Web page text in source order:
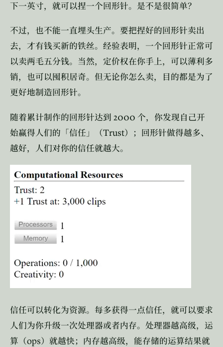
下一英寸，就可以捏一个回形针。是不是很简单？
不过，也不能一直埋头生产。要把捏好的回形针卖出
去，才有钱买新的铁丝。经验表明，一个回形针正常可
以卖两毛五分钱。当然，定价权在你手上，可以薄利多
销，也可以囤积居奇。但无论你怎么卖，目的都是为了
更好地制造回形针。
随着累计制作的回形针达到 2000 个，你发现自己开
始赢得人们的「信任」（Trust）；回形针做得越多、
越好，人们对你的信任就越大。
信任可以转化为资源。每多获得一点信任，就可以要求
人们为你升级一次处理器或者内存。处理器越高级，运
算（ops）就越快；内存越高级，能存储的运算结果就